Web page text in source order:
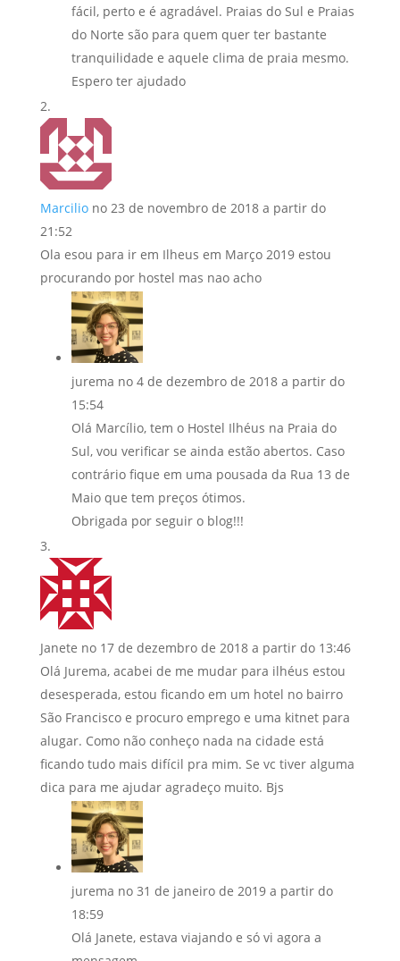
fácil, perto e é agradável. Praias do Sul e Praias
do Norte são para quem quer ter bastante
tranquilidade e aquele clima de praia mesmo.
Espero ter ajudado
Marcilio no 23 de novembro de 2018 a partir do
21:52
Ola esou para ir em Ilheus em Março 2019 estou
procurando por hostel mas nao acho
jurema no 4 de dezembro de 2018 a partir do
15:54
Olá Marcílio, tem o Hostel Ilhéus na Praia do
Sul, vou verificar se ainda estão abertos. Caso
contrário fique em uma pousada da Rua 13 de
Maio que tem preços ótimos.
Obrigada por seguir o blog!!!
Janete no 17 de dezembro de 2018 a partir do 13:46
Olá Jurema, acabei de me mudar para ilhéus estou
desesperada, estou ficando em um hotel no bairro
São Francisco e procuro emprego e uma kitnet para
alugar. Como não conheço nada na cidade está
ficando tudo mais difícil pra mim. Se vc tiver alguma
dica para me ajudar agradeço muito. Bjs
jurema no 31 de janeiro de 2019 a partir do
18:59
Olá Janete, estava viajando e só vi agora a